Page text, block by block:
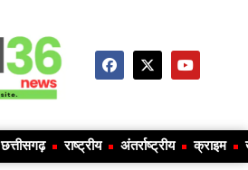
छत्तीसगढ़ राष्ट्रीय अंतर्राष्ट्रीय क्राइम